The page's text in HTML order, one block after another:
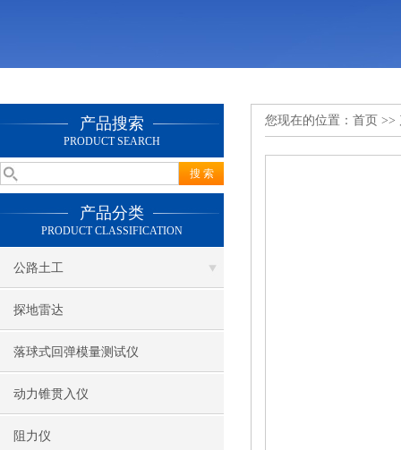
产品搜索
PRODUCT SEARCH
产品分类
PRODUCT CLASSIFICATION
公路土工
探地雷达
落球式回弹模量测试仪
动力锥贯入仪
阻力仪
您现在的位置： 首页 >>